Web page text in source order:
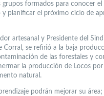
grupos formados para conocer el
y planificar el próximo ciclo de
artesanal y Presidente del
Corral, se refirió a la baja
de las forestales y
la producción de Locos por
natural.
podrán mejorar su área;